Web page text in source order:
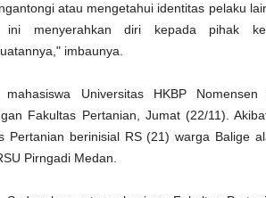
atau mengetahui identitas pelaku
menyerahkan diri kepada pihak
imbaunya.
Universitas HKBP
Fakultas Pertanian, Jumat (22/11).
Pertanian berinisial RS (21) warga Balige
Pirngadi Medan.